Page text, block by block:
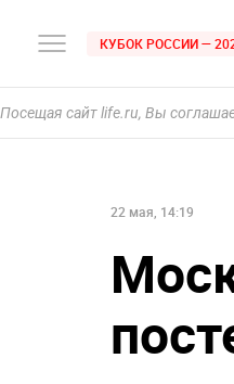
КУБОК РОССИИ —
Посещая сайт life.ru, Вы
22 мая, 14:19